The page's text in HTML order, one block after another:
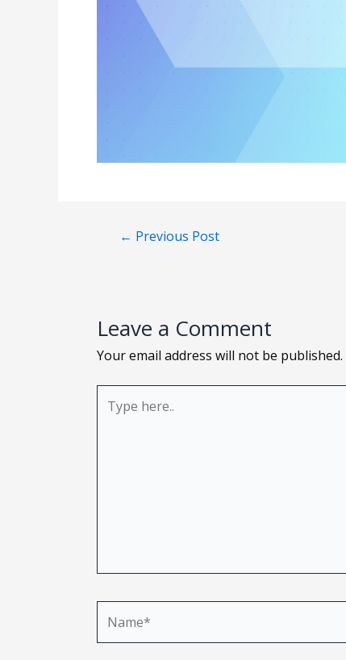
← Previous Post
Leave a Comment
Your email address will not be published.
here..